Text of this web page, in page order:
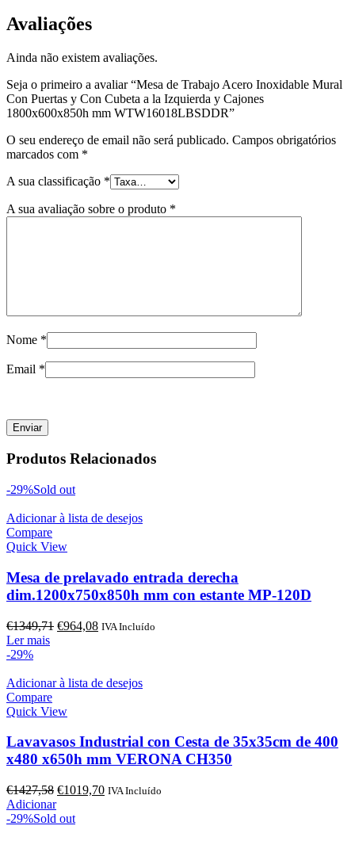
Avaliações
Ainda não existem avaliações.
Seja o primeiro a avaliar “Mesa de Trabajo Acero Inoxidable Mural
Con Puertas y Con Cubeta a la Izquierda y Cajones
1800x600x850h mm WTW16018LBSDDR”
O seu endereço de email não será publicado. Campos obrigatórios
marcados com *
A sua classificação *
A sua avaliação sobre o produto *
Nome *
Email *
Produtos Relacionados
-29%Sold out
Adicionar à lista de desejos
Compare
Quick View
Mesa de prelavado entrada derecha
dim.1200x750x850h mm con estante MP-120D
€1349,71 O
€1349,71.
€964,08O
€964,08.
IVA Incluído
Ler mais
-29%
Adicionar à lista de desejos
Compare
Quick View
Lavavasos Industrial con Cesta de 35x35cm de 400
x480 x650h mm VERONA CH350
€1427,58 O
preço
original
€1019,70OIVA Incluído
Adicionar
-29%Sold out